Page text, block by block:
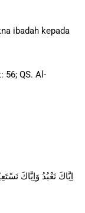
ibadah kepada
56; QS. Al-
اِيَّاكَ نَعْبُدُ وَاِيَّاكَ